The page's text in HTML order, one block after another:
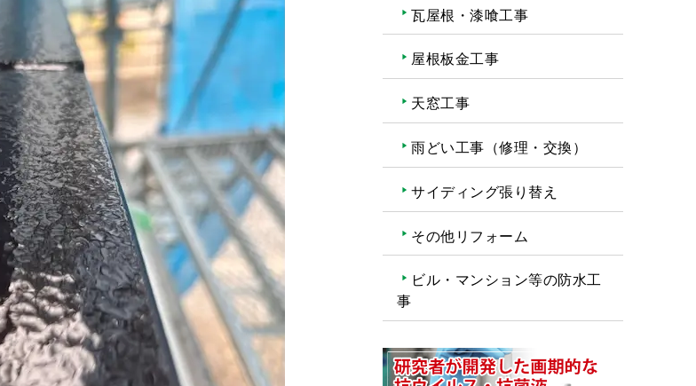
瓦屋根・漆喰工事
屋根板金工事
天窓工事
雨どい工事（修理・交換）
サイディング張り替え
その他リフォーム
ビル・マンション等の防水工
事